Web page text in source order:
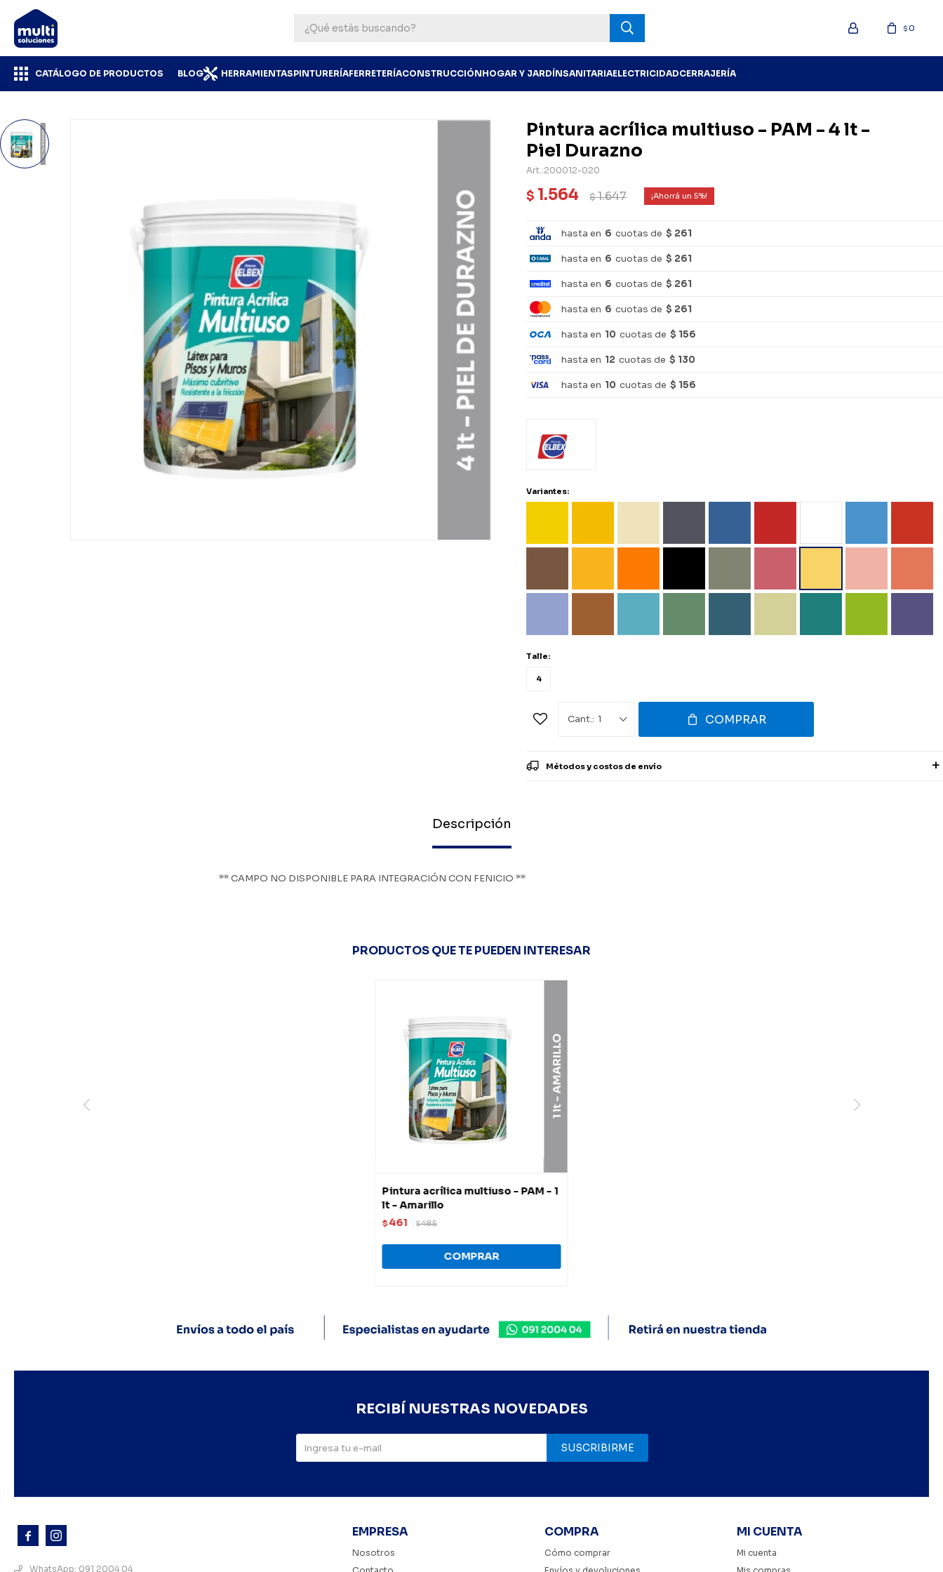
CATÁLOGO DE PRODUCTOS BLOG HERRAMIENTASPINTURERÍAFERRETERÍACONSTRUCCIÓNHOGAR Y JARDÍNSANITARIAELECTRICIDADCERRAJERÍA
$0
Pintura acrílica multiuso - PAM - 4 lt -
Piel Durazno
200012-020
$ 1.564 $1.647 5
hasta en 6 cuotas de $ 261
hasta en 6 cuotas de $ 261
hasta en 6 cuotas de $ 261
hasta en 6 cuotas de $ 261
hasta en 10 cuotas de $ 156
hasta en 12 cuotas de $ 130
hasta en 10 cuotas de $ 156
Variantes:
Talle:
4
1 COMPRAR
Métodos y costos de envío
Descripción
** CAMPO NO DISPONIBLE PARA INTEGRACIÓN CON FENICIO **
PRODUCTOS QUE TE PUEDEN INTERESAR
Pintura acrílica multiuso - PAM - 1
lt - Amarillo
$461 $485
 
WhatsApp: 091 2004 04
EMPRESA
Nosotros
COMPRA
Cómo comprar
MI CUENTA
Mi cuenta
RECIBÍ NUESTRAS NOVEDADES
SUSCRIBIRME